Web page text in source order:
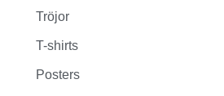
Tröjor
T-shirts
Posters